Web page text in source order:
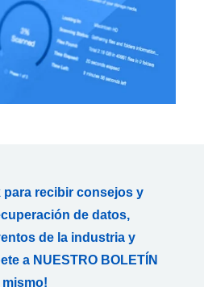
recibir consejos y
de datos,
de la industria y
a NUESTRO BOLETÍN
mismo!